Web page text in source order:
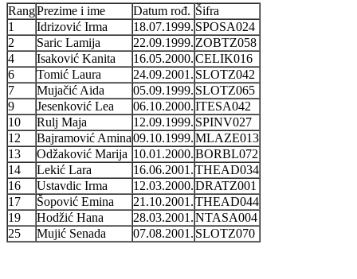
RangPrezime i ime Datum rođ. Šifra
1
Idrizović Irma 18.07.1999. SPOSA024
2
Saric Lamija 22.09.1999. ZOBTZ058
4
Isaković Kanita 16.05.2000.CELIK016
6
Tomić Laura 24.09.2001. SLOTZ042
7
Mujačić Aida 05.09.1999. SLOTZ065
9
Jesenković Lea 06.10.2000.ITESA042
10
Rulj Maja 12.09.1999. SPINV027
12
Bajramović Amina09.10.1999.MLAZE013
13
Odžaković Marija 10.01.2000.BORBL072
14
Lekić Lara 16.06.2001.THEAD034
16
Ustavdic Irma 12.03.2000.DRATZ001
17
Šopović Emina 21.10.2001.THEAD044
19
Hodžić Hana 28.03.2001.NTASA004
25
Mujić Senada 07.08.2001. SLOTZ070